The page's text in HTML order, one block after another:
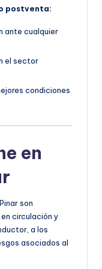
postventa:
ante cualquier
el sector
condiciones
en
son
circulación y
a los
asociados al